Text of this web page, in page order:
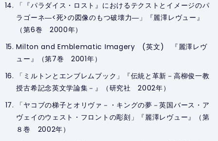
「『パラダイス・ロスト』におけるテクストとイメージのパ
ラゴーネ―<死>の図像のもつ破壊力―」『麗澤レヴュー』
（第6巻 2000年）
Milton and Emblematic Imagery (英文) 『麗澤レヴ
ュー』（第7巻 2001年）
「ミルトンとエンブレムブック」『伝統と革新－高柳俊一教
授古希記念英文学論集－』（研究社 2002年）
「ヤコブの梯子とオリヴァ－・キングの夢－英国バース・ア
ヴェイのウェスト・フロントの彫刻」『麗澤レヴュー』（第
８巻 2002年）